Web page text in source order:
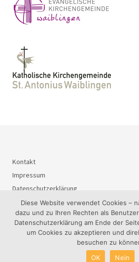
Kontakt
Impressum
Datenschutzerklärung
© 2026 BürgerInteressenGemeinschaft
Diese Website verwendet Cookies –
dazu und zu Ihren Rechten als
Datenschutzerklärung am Ende der
um Cookies zu akzeptieren und
besuchen zu
OK
Nein